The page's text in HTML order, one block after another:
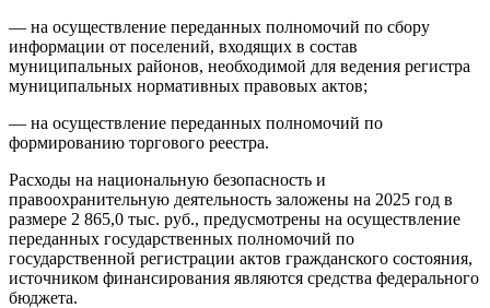
— на осуществление переданных полномочий по сбору
информации от поселений, входящих в состав
муниципальных районов, необходимой для ведения регистра
муниципальных нормативных правовых актов;
— на осуществление переданных полномочий по
формированию торгового реестра.
Расходы на национальную безопасность и
правоохранительную деятельность заложены на 2025 год в
размере 2 865,0 тыс. руб., предусмотрены на осуществление
переданных государственных полномочий по
государственной регистрации актов гражданского состояния,
источником финансирования являются средства федерального
бюджета.